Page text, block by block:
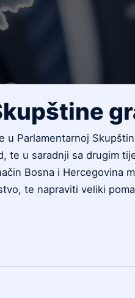
Parlamentarnoj
te u saradnji sa drugim
Bosna i Hercegovina
te napraviti veliki